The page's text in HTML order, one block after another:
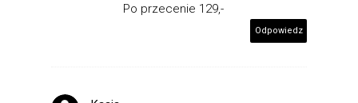
Po przecenie 129,-
Odpowiedz